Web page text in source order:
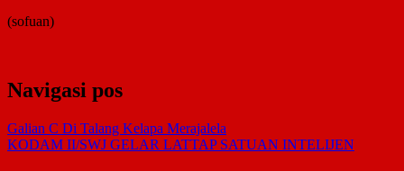
(sofuan)
Navigasi pos
Galian C Di Talang Kelapa Merajalela
KODAM II/SWJ GELAR LATTAP SATUAN INTELIJEN